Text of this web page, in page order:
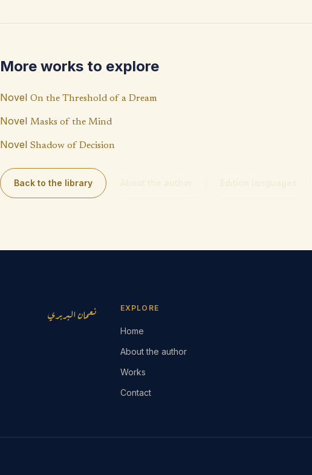
k
p
p
Li
n
k
More works to explore
Novel On the Threshold of a Dream
Novel Masks of the Mind
Novel Shadow of Decision
Back to the library
نعمان البربري EXPLORE
Home
About the author
Works
Contact